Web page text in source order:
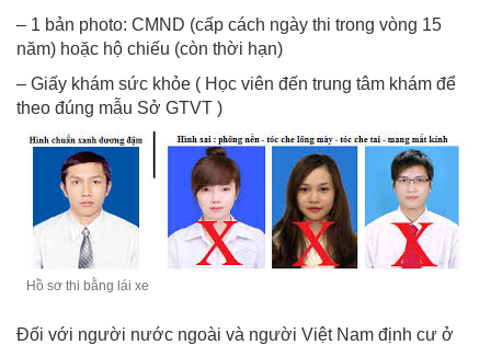
– 1 bản photo: CMND (cấp cách ngày thi trong vòng 15
năm) hoặc hộ chiếu (còn thời hạn)
– Giấy khám sức khỏe ( Học viên đến trung tâm khám để
theo đúng mẫu Sở GTVT )
Hồ sơ thi bằng lái xe
Đối với người nước ngoài và người Việt Nam định cư ở